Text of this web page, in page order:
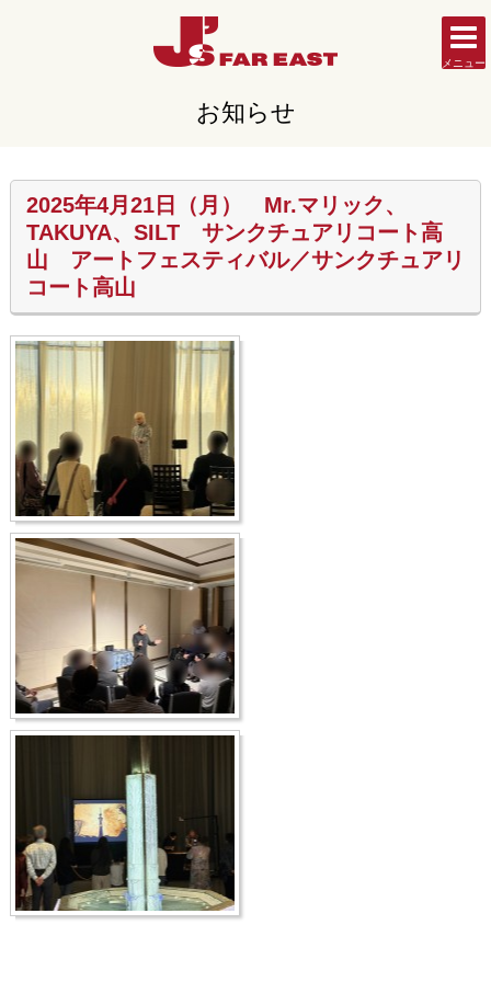
メニュー
お知らせ
2025年4月21日（月） Mr.マリック、
TAKUYA、SILT サンクチュアリコート高
山 アートフェスティバル／サンクチュアリ
コート高山